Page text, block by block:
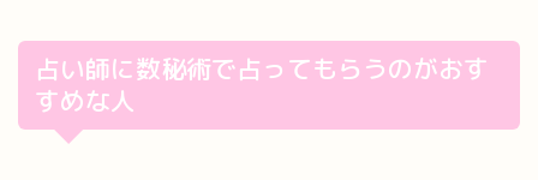
占い師に数秘術で占ってもらうのがおす
すめな人